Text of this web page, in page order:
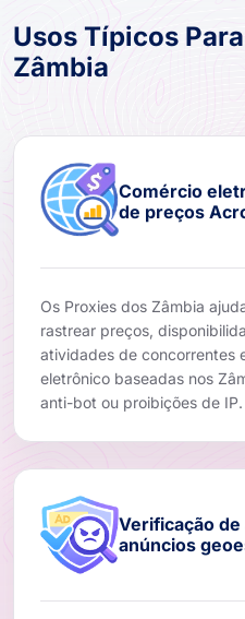
Usos Típicos
Zâmbia
Comércio
de preços
Os Proxies dos Zâmbia
rastrear preços,
atividades de concorrentes
eletrônico baseadas nos
anti-bot ou proibições de IP.
Verificação
anúncios